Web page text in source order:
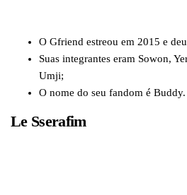
O Gfriend estreou em 2015 e
Suas integrantes eram Sowon,
Umji;
O nome do seu fandom é Buddy.
Le Sserafim